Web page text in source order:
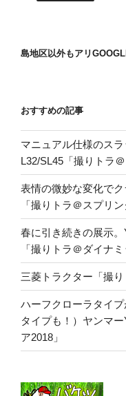
島地区以外もアリ
おすすめの記事
マニュアル仕様のス
L32/SL45「撮りトラ
表情の微妙な変化で
「撮りトラ＠スプリン
春に引き続きの展示
「撮りトラ＠ダイナ
三菱トラクター「撮り
ハーフクローラタイ
タイプも！）ヤンマ
ア2018」